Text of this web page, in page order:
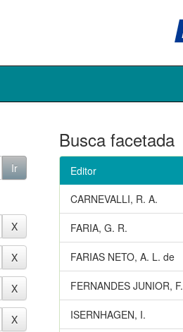
Busca facetada
Editor
CARNEVALLI, R. A.
FARIA, G. R.
FARIAS NETO, A. L. de
FERNANDES JUNIOR, F.
ISERNHAGEN, I.